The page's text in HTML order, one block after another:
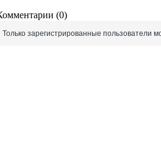
(0)
Только зарегистрированные пользователи